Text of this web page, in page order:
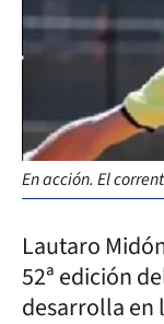
En acción. El
Lautaro
52ª edición
desarrolla en